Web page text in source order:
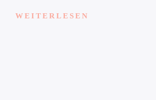
WEITERLESEN